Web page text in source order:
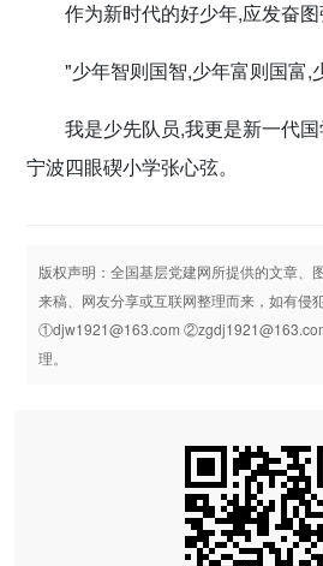
作为新时代的好少年,应发奋图
"少年智则国智,少年富则国富,
我是少先队员,我更是新一代
宁波四眼碶小学张心弦。
版权声明：全国基层党建网所提供的文章、
来稿、网友分享或互联网整理而来，如有侵
①djw1921@163.com
理。